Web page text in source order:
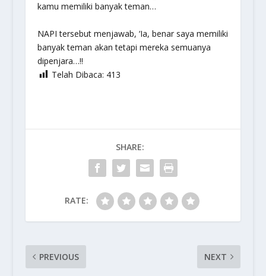
kamu memiliki banyak teman…
NAPI tersebut menjawab, ‘Ia, benar saya memiliki
banyak teman akan tetapi mereka semuanya
dipenjara…!!
Telah Dibaca: 413
SHARE:
RATE:
PREVIOUS NEXT